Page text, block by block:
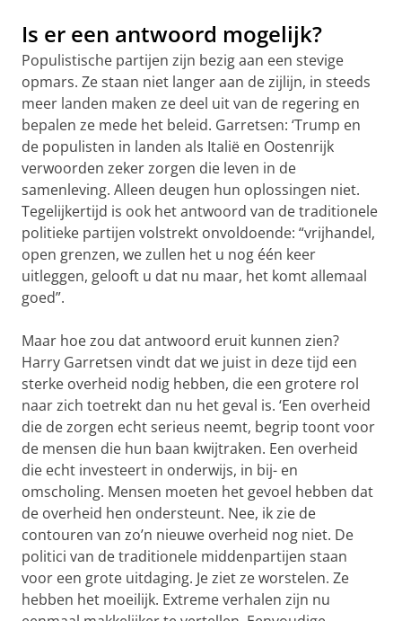
Is er een antwoord mogelijk?
Populistische partijen zijn bezig aan een stevige
opmars. Ze staan niet langer aan de zijlijn, in steeds
meer landen maken ze deel uit van de regering en
bepalen ze mede het beleid. Garretsen: ‘Trump en
de populisten in landen als Italië en Oostenrijk
verwoorden zeker zorgen die leven in de
samenleving. Alleen deugen hun oplossingen niet.
Tegelijkertijd is ook het antwoord van de traditionele
politieke partijen volstrekt onvoldoende: “vrijhandel,
open grenzen, we zullen het u nog één keer
uitleggen, gelooft u dat nu maar, het komt allemaal
goed”.
Maar hoe zou dat antwoord eruit kunnen zien?
Harry Garretsen vindt dat we juist in deze tijd een
sterke overheid nodig hebben, die een grotere rol
naar zich toetrekt dan nu het geval is. ‘Een overheid
die de zorgen echt serieus neemt, begrip toont voor
de mensen die hun baan kwijtraken. Een overheid
die echt investeert in onderwijs, in bij- en
omscholing. Mensen moeten het gevoel hebben dat
de overheid hen ondersteunt. Nee, ik zie de
contouren van zo’n nieuwe overheid nog niet. De
politici van de traditionele middenpartijen staan
voor een grote uitdaging. Je ziet ze worstelen. Ze
hebben het moeilijk. Extreme verhalen zijn nu